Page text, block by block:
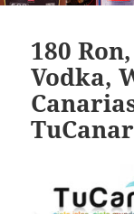
180
Vodka,